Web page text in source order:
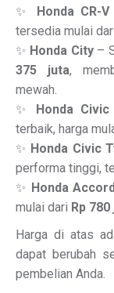
✨ Honda CR-V
tersedia mulai
✨ Honda City–
375 juta,
mewah.
✨ Honda Civic
terbaik, harga
✨ Honda Civic
performa tinggi,
✨ Honda
mulai dari Rp
Harga di atas
dapat berubah
pembelian Anda.